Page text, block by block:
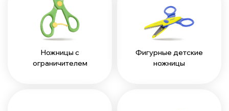
Ножницы с
ограничителем
Фигурные детские
ножницы